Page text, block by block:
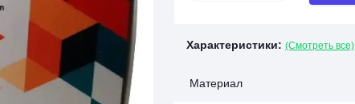
Характеристики: (Смотреть все)
Материал